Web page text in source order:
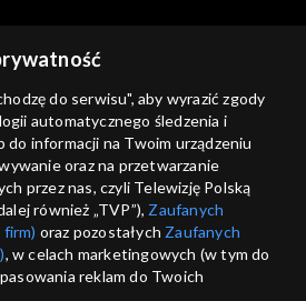
dla Ciebie
do serwisu", aby wyrazić zgody
automatycznego śledzenia i
do informacji na Twoim urządzeniu
oraz na przetwarzanie
przez nas, czyli Telewizję Polską
również „TVP”), Zaufanych
oraz pozostałych Zaufanych
, w celach marketingowych (w tym do
reklam do Twoich